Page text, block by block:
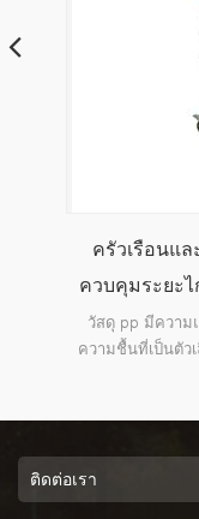
ครัวเรือนแ
ควบคุมระยะ
วัสดุ pp มีควา
ความชื้นที่เป็นตัว
ติดต่อเรา